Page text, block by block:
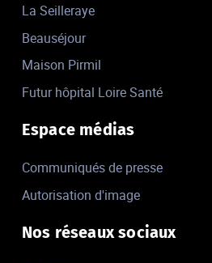
La Seilleraye
Beauséjour
Maison Pirmil
Futur hôpital Loire Santé
Espace médias
Communiqués de presse
Autorisation d'image
Nos réseaux sociaux